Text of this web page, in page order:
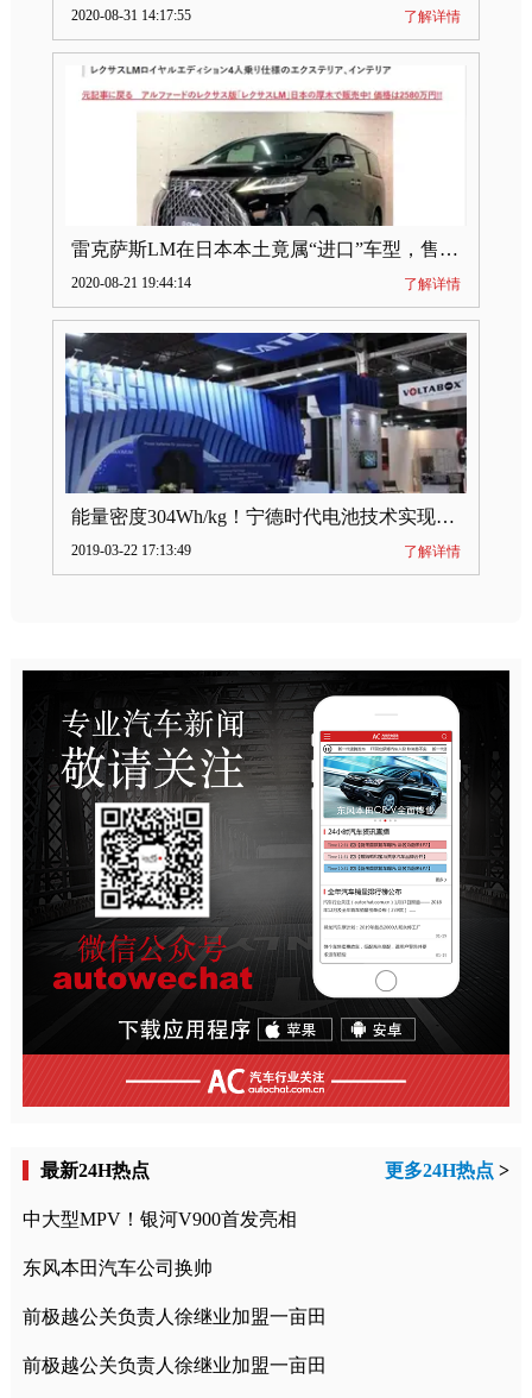
2020-08-31 14:17:55 了解详情
雷克萨斯LM在日本本土竟属“进口”车型，售价2580万日元
2020-08-21 19:44:14 了解详情
能量密度304Wh/kg！宁德时代电池技术实现突破
2019-03-22 17:13:49 了解详情
最新24H热点 更多24H热点 >
中大型MPV！银河V900首发亮相
东风本田汽车公司换帅
前极越公关负责人徐继业加盟一亩田
前极越公关负责人徐继业加盟一亩田